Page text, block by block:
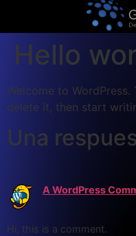
Hello
Welcome to
delete it, then start
Una
A WordPress
Hi, this is a comment.